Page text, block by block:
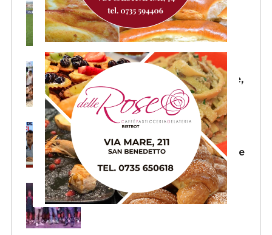
La Serie C su Rai 2: alcune
partite di Lega Pro saranno
trasmesse in diretta
Beach Soccer AiCS: Lido del
Pescatore conquista il tricolore,
a Imperial Beach la Coppa Italia
Samb, il “doppio mercato” di
Andrea Mussi: per il d.s. un
grande lavoro anche sulle uscite
Samb, la presentazione della
squadra venerdì 7 agosto